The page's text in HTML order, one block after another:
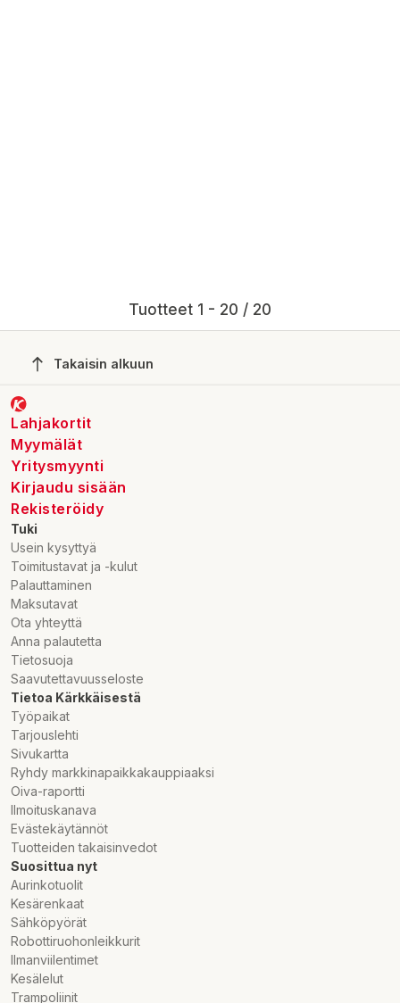
Tuotteet 1 - 20 / 20
Takaisin alkuun
Lahjakortit
Myymälät
Yritysmyynti
Kirjaudu sisään
Rekisteröidy
Tuki
Usein kysyttyä
Toimitustavat ja -kulut
Palauttaminen
Maksutavat
Ota yhteyttä
Anna palautetta
Tietosuoja
Saavutettavuusseloste
Tietoa Kärkkäisestä
Työpaikat
Tarjouslehti
Sivukartta
Ryhdy markkinapaikkakauppiaaksi
Oiva-raportti
Ilmoituskanava
Evästekäytännöt
Tuotteiden takaisinvedot
Suosittua nyt
Aurinkotuolit
Kesärenkaat
Sähköpyörät
Robottiruohonleikkurit
Ilmanviilentimet
Kesälelut
Trampoliinit